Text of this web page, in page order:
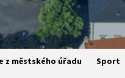
z městského úřadu Sport